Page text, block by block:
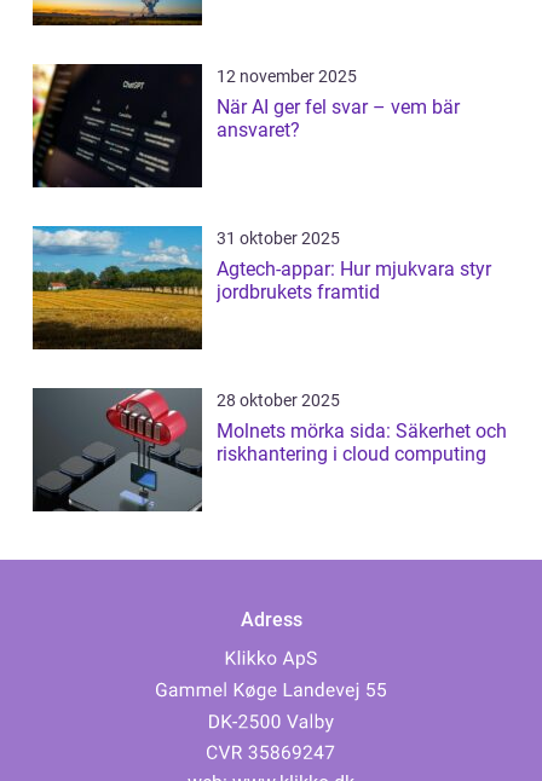
12 november 2025
När AI ger fel svar – vem bär
ansvaret?
31 oktober 2025
Agtech-appar: Hur mjukvara styr
jordbrukets framtid
28 oktober 2025
Molnets mörka sida: Säkerhet och
riskhantering i cloud computing
Adress